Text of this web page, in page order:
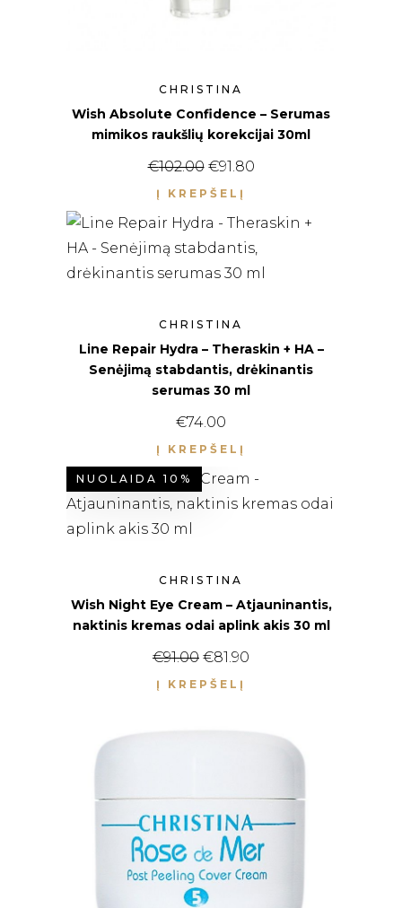
CHRISTINA
Wish Absolute Confidence – Serumas
mimikos raukšlių korekcijai 30ml
€102.00 Original price was:
€91.80Current price is:
Į KREPŠELĮ
CHRISTINA
Line Repair Hydra – Theraskin + HA –
Senėjimą stabdantis, drėkinantis
serumas 30 ml
€74.00
Į KREPŠELĮ
NUOLAIDA 10%
CHRISTINA
Wish Night Eye Cream – Atjauninantis,
naktinis kremas odai aplink akis 30 ml
€91.00 Original price was: €91.00.
€81.90
Į KREPŠELĮ